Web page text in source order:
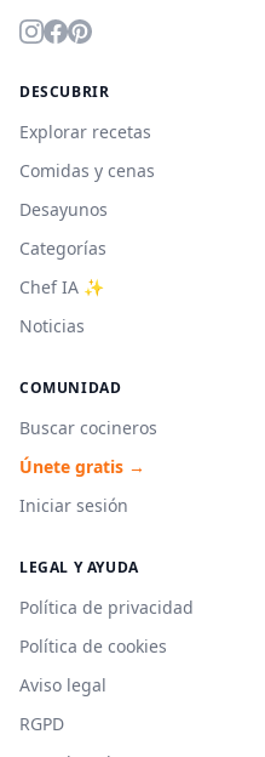
DESCUBRIR
Explorar recetas
Comidas y cenas
Desayunos
Categorías
Chef IA ✨
Noticias
COMUNIDAD
Buscar cocineros
Únete gratis →
Iniciar sesión
LEGAL Y AYUDA
Política de privacidad
Política de cookies
Aviso legal
RGPD